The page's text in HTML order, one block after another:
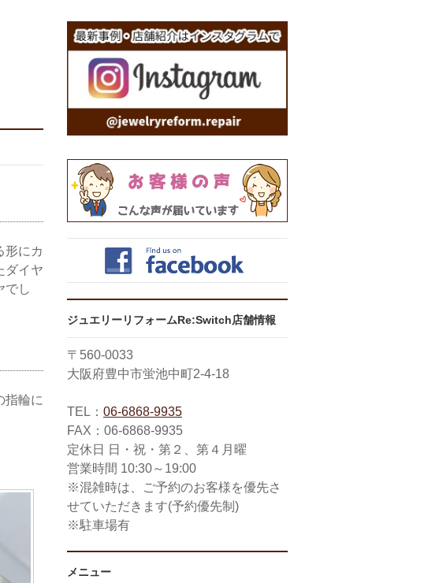
形にカ
ダイヤ
でし
指輪に
ジュエリーリフォームRe:Switch店舗情報
〒560-0033
大阪府豊中市蛍池中町2-4-18
TEL： 06-6868-9935
FAX：06-6868-9935
定休日 日・祝・第２、第４月曜
営業時間 10:30～19:00
※混雑時は、ご予約のお客様を優先さ
せていただきます(予約優先制)
※駐車場有
メニュー